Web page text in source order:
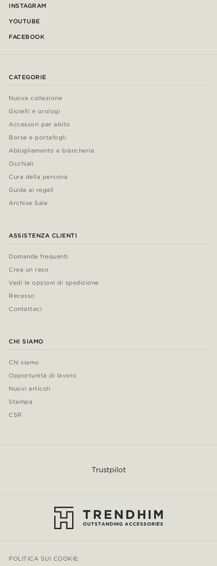
INSTAGRAM
YOUTUBE
FACEBOOK
CATEGORIE
Nuova collezione
Gioielli e orologi
Accessori per abito
Borse e portafogli
Abbigliamento e biancheria
Occhiali
Cura della persona
Guida ai regali
Archive Sale
ASSISTENZA CLIENTI
Domande frequenti
Crea un reso
Vedi le opzioni di spedizione
Recesso
Contattaci
CHI SIAMO
Chi siamo
Opportunità di lavoro
Nuovi articoli
Stampa
CSR
Trustpilot
POLITICA SUI COOKIE